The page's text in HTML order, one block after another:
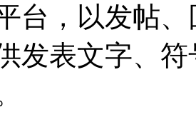
台，以发帖
发表文字、